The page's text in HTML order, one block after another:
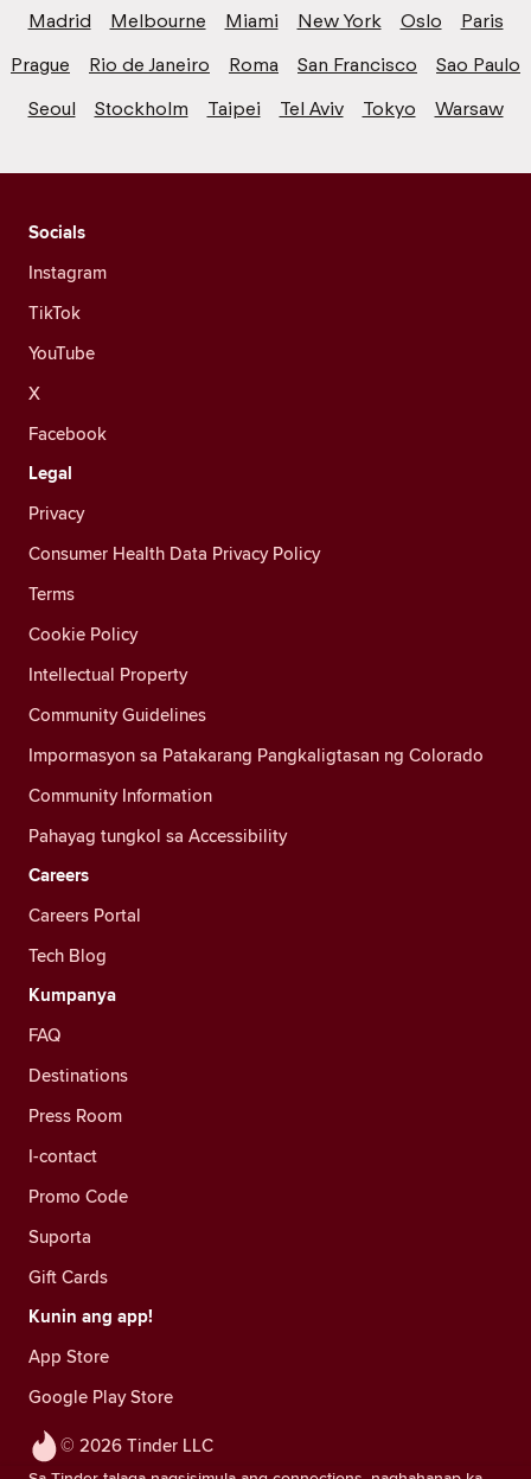
Madrid
Melbourne Miami New York Oslo
Paris
Prague
Rio de Janeiro Roma San Francisco
Sao Paulo
Seoul
Stockholm Taipei Tel Aviv Tokyo Warsaw
© 2026 Tinder LLC
Socials
Instagram
TikTok
YouTube
X
Facebook
Legal
Privacy
Consumer Health Data Privacy Policy
Terms
Cookie Policy
Intellectual Property
Community Guidelines
Impormasyon sa Patakarang Pangkaligtasan ng Colorado
Community Information
Pahayag tungkol sa Accessibility
Careers
Careers Portal
Tech Blog
Kumpanya
FAQ
Destinations
Press Room
I-contact
Promo Code
Suporta
Gift Cards
Kunin ang app!
App Store
Google Play Store